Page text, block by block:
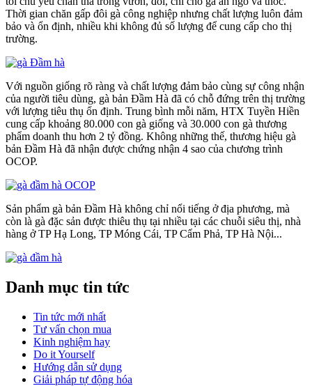
Thời gian chăn gấp đôi gà công nghiệp nhưng chất lượng luôn đảm
bảo và ổn định, nhiều khi không đủ số lượng để cung cấp cho thị
trường.
Với nguồn giống rõ ràng và chất lượng đảm bảo cùng sự công nhận
của người tiêu dùng, gà bản Đầm Hà đã có chỗ đứng trên thị trường
với lượng tiêu thụ ổn định. Trung bình mỗi năm, HTX Tuyền Hiền
cung cấp khoảng 80.000 con gà giống và 30.000 con gà thương
phẩm doanh thu hơn 2 tỷ đồng. Không những thế, thương hiệu gà
bản Đầm Hà đã nhận được chứng nhận 4 sao của chương trình
OCOP.
Sản phẩm gà bản Đầm Hà không chỉ nổi tiếng ở địa phương, mà
còn là gà đặc sản được thiêu thụ tại nhiều tại các chuỗi siêu thị, nhà
hàng ở TP Hạ Long, TP Móng Cái, TP Cẩm Phả, TP Hà Nội...
Danh mục tin tức
Tin tức mới nhất
Tư vấn chọn mua
Kinh nghiệm hay
Do it Yourself
Hướng dẫn sử dụng
Giải pháp tự động hóa